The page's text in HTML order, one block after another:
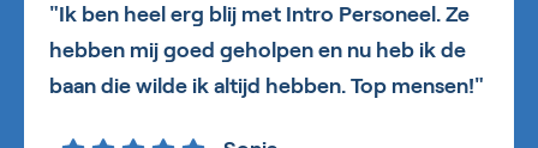
"Ik ben heel erg blij met Intro Personeel. Ze
hebben mij goed geholpen en nu heb ik de
baan die wilde ik altijd hebben. Top mensen!"